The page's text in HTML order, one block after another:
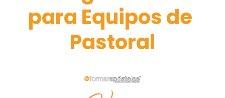
ALIADOS
Recursos
para Equipos de
Pastoral